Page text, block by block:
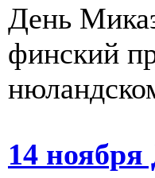
День
финский
14 ноября